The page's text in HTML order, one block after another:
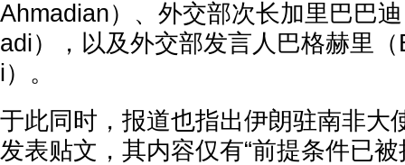
Ahmadian）、外交部次长加里巴巴
adi），以及外交部发言人巴格赫里
i）。
于此同时，报道也指出伊朗驻南非大
发表贴文，其内容仅有“前提条件已